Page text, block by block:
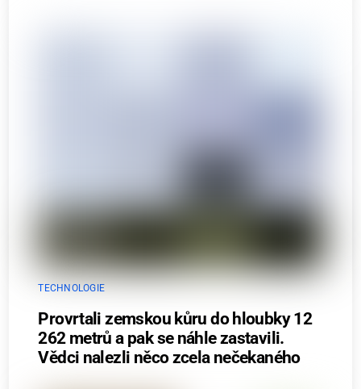
TECHNOLOGIE
Provrtali zemskou kůru do hloubky 12
262 metrů a pak se náhle zastavili.
Vědci nalezli něco zcela nečekaného